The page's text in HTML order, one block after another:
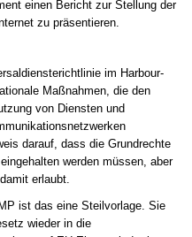
einen Bericht zur Stellung der
zu präsentieren.
im Harbour-
Maßnahmen, die den
von Diensten und
darauf, dass die Grundrechte
werden müssen, aber
erlaubt.
ist das eine Steilvorlage. Sie
wieder in die